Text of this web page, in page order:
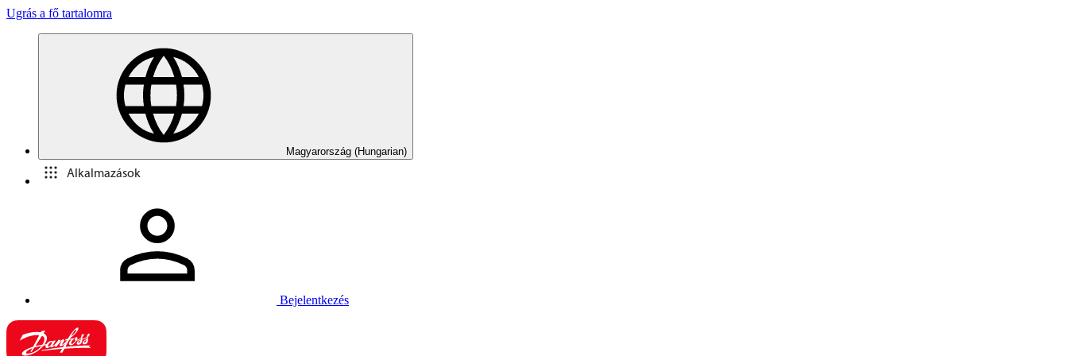
Ugrás a fő tartalomra
Magyarország (Hungarian)
Alkalmazások
Bejelentkezés